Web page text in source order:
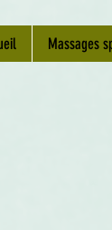
Massages